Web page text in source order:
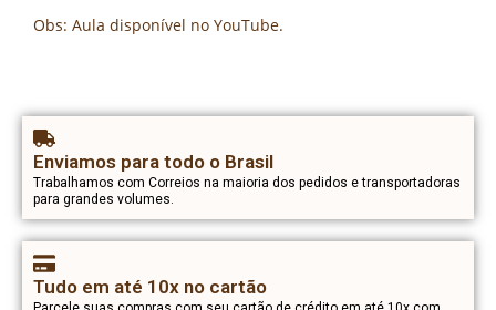
Obs: Aula disponível no YouTube.
Enviamos para todo o Brasil
Trabalhamos com Correios na maioria dos pedidos e transportadoras
para grandes volumes.
Tudo em até 10x no cartão